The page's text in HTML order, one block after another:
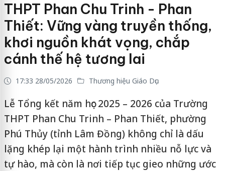
THPT Phan Chu Trinh - Phan
Thiết: Vững vàng truyền thống,
khơi nguồn khát vọng, chắp
cánh thế hệ tương lai
17:33 28/05/2026 Thương hiệu Giáo Dục
Lễ Tổng kết năm học 2025 – 2026 của Trường
THPT Phan Chu Trinh – Phan Thiết, phường
Phú Thủy (tỉnh Lâm Đồng) không chỉ là dấu
lặng khép lại một hành trình nhiều nỗ lực và
tự hào, mà còn là nơi tiếp tục gieo những ước